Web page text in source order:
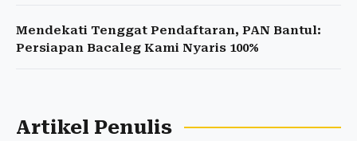
Mendekati Tenggat Pendaftaran, PAN Bantul:
Persiapan Bacaleg Kami Nyaris 100%
Artikel Penulis